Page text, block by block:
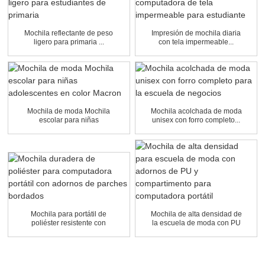
Mochila reflectante de peso
ligero para primaria ...
Impresión de mochila diaria
con tela impermeable...
Mochila de moda Mochila
escolar para niñas
Mochila acolchada de moda
unisex con forro completo...
Mochila para portátil de
poliéster resistente con
Mochila de alta densidad de
la escuela de moda con PU